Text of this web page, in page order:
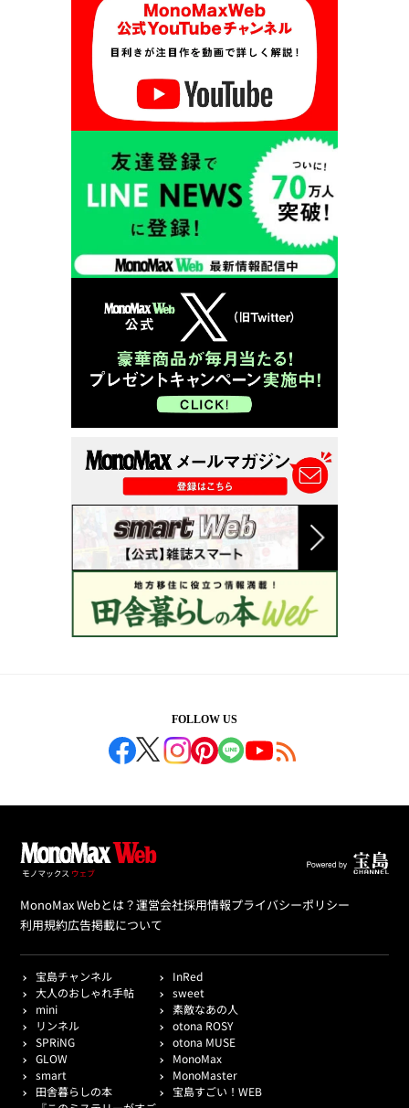
FOLLOW US
MonoMax Webとは？運営会社採用情報プライバシーポリシー
利用規約広告掲載について
宝島チャンネル
InRed
大人のおしゃれ手帖
sweet
mini
素敵なあの人
リンネル
otona ROSY
SPRiNG
otona MUSE
GLOW
MonoMax
smart
MonoMaster
田舎暮らしの本
宝島すごい！WEB